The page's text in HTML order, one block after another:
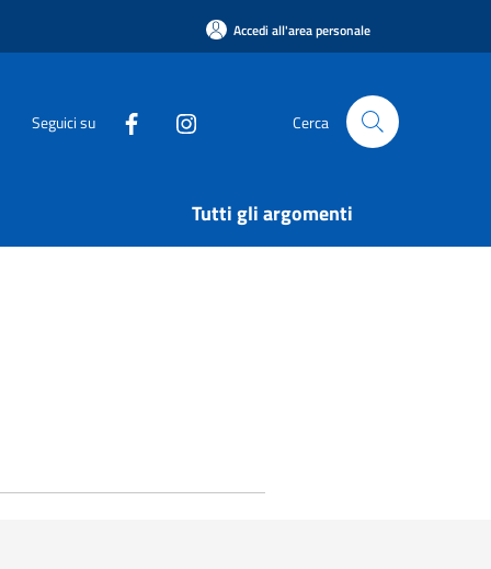
Accedi all'area personale
Seguici su Cerca
Tutti gli argomenti